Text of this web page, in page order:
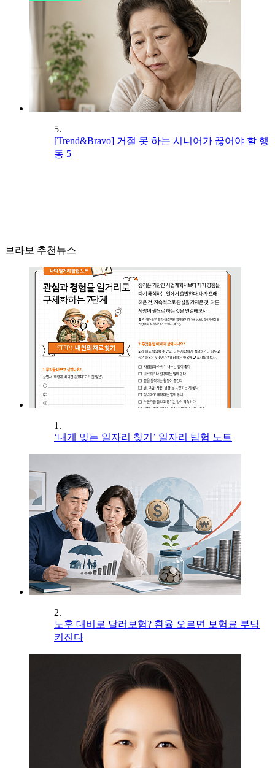
5.
[Trend&Bravo] 거절 못 하는 시니어가 끊어야 할 행
동 5
브라보 추천뉴스
1.
‘내게 맞는 일자리 찾기’ 일자리 탐험 노트
2.
노후 대비로 달러보험? 환율 오르면 보험료 부담
커진다